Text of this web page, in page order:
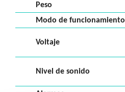
Peso
Modo de funcionamiento
Voltaje
Nivel de sonido